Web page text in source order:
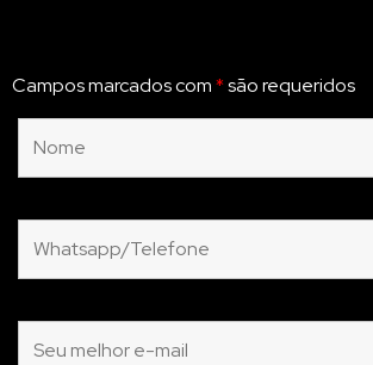
Campos marcados com*são requeridos